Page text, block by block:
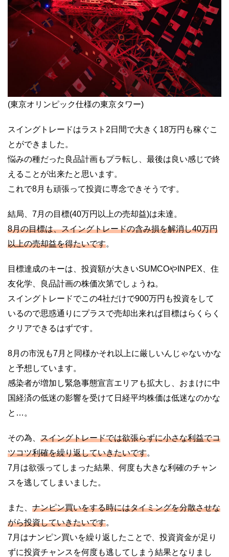
(東京オリンピック仕様の東京タワー)
スイングトレードはラスト2日間で大きく18万円も稼ぐこ
とができました。
悩みの種だった良品計画もプラ転し、最後は良い感じで終
えることが出来たと思います。
これで8月も頑張って投資に専念できそうです。
結局、7月の目標(40万円以上の売却益)は未達。
8月の目標は、スイングトレードの含み損を解消し40万円
以上の売却益を得たいです。
目標達成のキーは、投資額が大きいSUMCOやINPEX、住
友化学、良品計画の株価次第でしょうね。
スイングトレードでこの4社だけで900万円も投資をして
いるので思惑通りにプラスで売却出来れば目標はらくらく
クリアできるはずです。
8月の市況も7月と同様かそれ以上に厳しいんじゃないかな
と予想しています。
感染者が増加し緊急事態宣言エリアも拡大し、おまけに中
国経済の低迷の影響を受けて日経平均株価は低迷なのかな
と…。
その為、 スイングトレードでは欲張らずに小さな利益でコ
ツコツ利確を繰り返していきたいです。
7月は欲張ってしまった結果、何度も大きな利確のチャン
スを逃してしまいました。
また、 ナンピン買いをする時にはタイミングを分散させな
がら投資していきたいです。
7月はナンピン買いを繰り返したことで、投資資金が足り
ずに投資チャンスを何度も逃してしまう結果となりまし